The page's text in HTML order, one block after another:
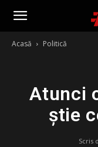
Acasă Politică
Atunci
știe
Scris